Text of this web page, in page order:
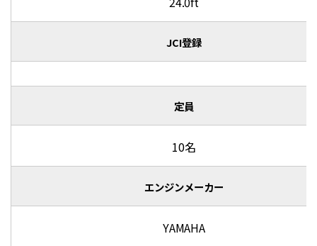
JCI登録
定員
10名
エンジンメーカー
YAMAHA